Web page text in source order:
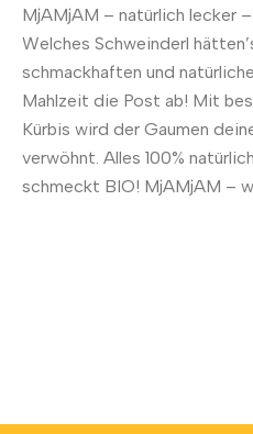
MjAMjAM – natürlich lecker
Welches Schweinderl
schmackhaften und
Mahlzeit die Post ab! Mit
Kürbis wird der Gaumen
verwöhnt. Alles 100%
schmeckt BIO! MjAMjAM –